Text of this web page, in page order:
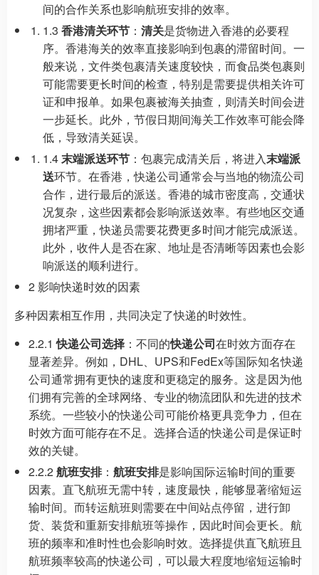
间的合作关系也影响航班安排的效率。
1.3 香港清关环节 ： 清关是货物进入香港的必要程
序。香港海关的效率直接影响到包裹的滞留时间。一
般来说，文件类包裹清关速度较快，而食品类包裹则
可能需要更长时间的检查，特别是需要提供相关许可
证和申报单。如果包裹被海关抽查，则清关时间会进
一步延长。此外，节假日期间海关工作效率可能会降
低，导致清关延误。
1.4末端派送环节 ：包裹完成清关后，将进入末端派
送环节。在香港，快递公司通常会与当地的物流公司
合作，进行最后的派送。香港的城市密度高，交通状
况复杂，这些因素都会影响派送效率。有些地区交通
拥堵严重，快递员需要花费更多时间才能完成派送。
此外，收件人是否在家、地址是否清晰等因素也会影
响派送的顺利进行。
2 影响快递时效的因素
多种因素相互作用，共同决定了快递的时效性。
2.2.1快递公司选择 ：不同的快递公司在时效方面存在
显著差异。例如，DHL、UPS和FedEx等国际知名快递
公司通常拥有更快的速度和更稳定的服务。这是因为他
们拥有完善的全球网络、专业的物流团队和先进的技术
系统。一些较小的快递公司可能价格更具竞争力，但在
时效方面可能存在不足。选择合适的快递公司是保证时
效的关键。
2.2.2航班安排： 航班安排是影响国际运输时间的重要
因素。直飞航班无需中转，速度最快，能够显著缩短运
输时间。而转运航班则需要在中间站点停留，进行卸
货、装货和重新安排航班等操作，因此时间会更长。航
班的频率和准时性也会影响时效。选择提供直飞航班且
航班频率较高的快递公司，可以最大程度地缩短运输时